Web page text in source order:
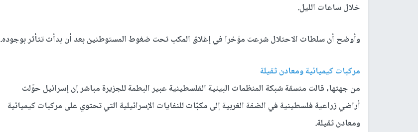
خلال ساعات الليل.
وأوضح أن سلطات الاحتلال شرعت مؤخرا في إغلاق المكب تحت ضغوط المستوطنين بعد أن بدأت تتأثر بوجوده.
مركبات كيميائية ومعادن ثقيلة
من جهتها، قالت منسقة شبكة المنظمات البيئية الفلسطينية عبير البطمة للجزيرة مباشر إن إسرائيل حوّلت
أراضي زراعية فلسطينية في الضفة الغربية إلى مكبّات للنفايات الإسرائيلية التي تحتوي على مركبات كيميائية
ومعادن ثقيلة.